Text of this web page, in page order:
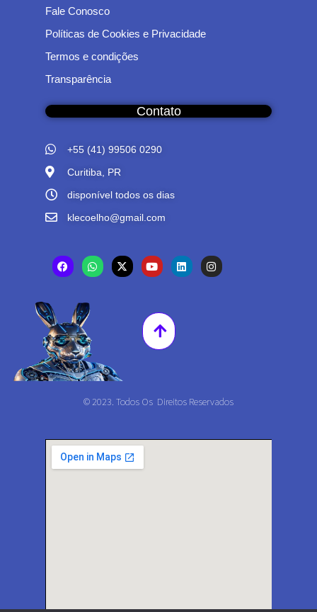
Fale Conosco
Políticas de Cookies e Privacidade
Termos e condições
Transparência
Contato
+55 (41) 99506 0290
Curitiba, PR
disponível todos os dias
klecoelho@gmail.com
© 2023. Todos Os Direitos Reservados